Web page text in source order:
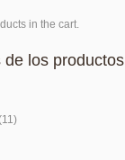
in the cart.
de los productos